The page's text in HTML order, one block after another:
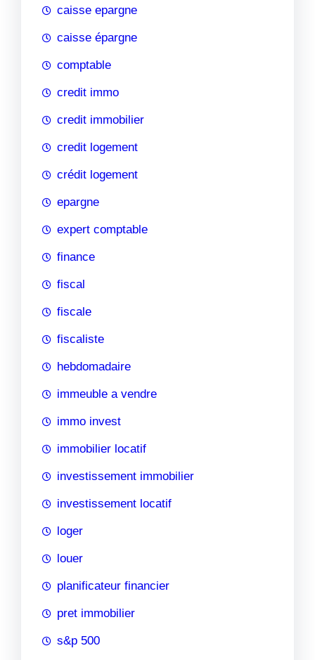
caisse epargne
caisse épargne
comptable
credit immo
credit immobilier
credit logement
crédit logement
epargne
expert comptable
finance
fiscal
fiscale
fiscaliste
hebdomadaire
immeuble a vendre
immo invest
immobilier locatif
investissement immobilier
investissement locatif
loger
louer
planificateur financier
pret immobilier
s&p 500